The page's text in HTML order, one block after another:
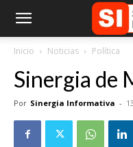
Inicio Noticias Política
Sinergia de
Por Sinergia Informativa -